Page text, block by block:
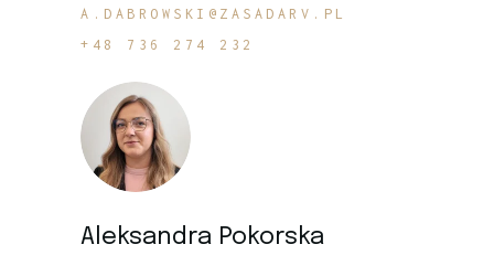
A.DABROWSKI@ZASADARV.PL
+48 736 274 232
Aleksandra Pokorska